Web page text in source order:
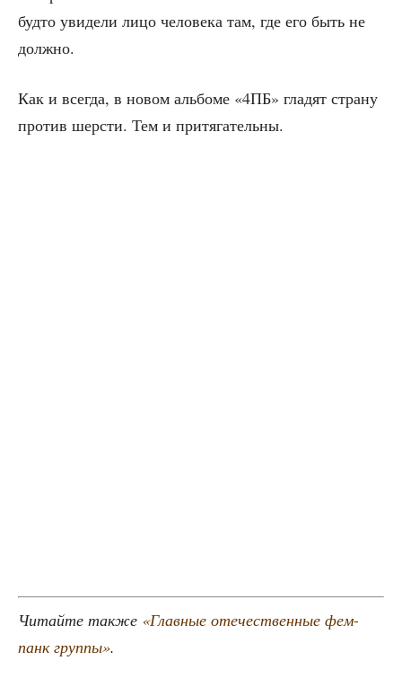
буд­то уви­де­ли лицо чело­ве­ка там, где его быть не
должно.
Как и все­гда, в новом аль­бо­ме «4ПБ» гла­дят стра­ну
про­тив шер­сти. Тем и притягательны.
Читай­те так­же «Глав­ные оте­че­ствен­ные фем-
панк груп­пы».